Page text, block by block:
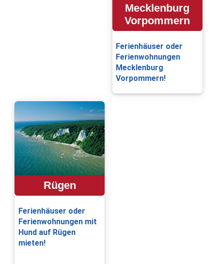
Mecklenburg
Vorpommern
Ferienhäuser oder
Ferienwohnungen
Mecklenburg
Vorpommern!
Rügen
Ferienhäuser oder
Ferienwohnungen mit
Hund auf Rügen
mieten!